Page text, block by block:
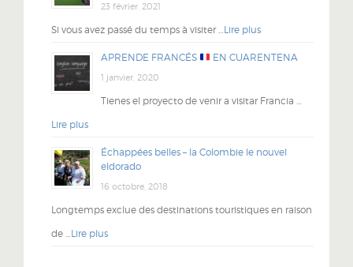
23 février, 2021
Si vous avez passé du temps à visiter …Lire plus
APRENDE FRANCÉS EN CUARENTENA
1 janvier, 2020
Tienes el proyecto de venir a visitar Francia …
Lire plus
Échappées belles – la Colombie le nouvel
eldorado
16 octobre, 2018
Longtemps exclue des destinations touristiques en raison
de …Lire plus